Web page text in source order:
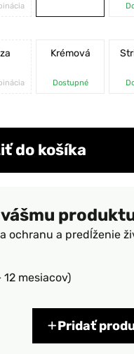
Krémová
Dostupné
do košíka
ochranu a predĺženie
mesiacov)
Pridať